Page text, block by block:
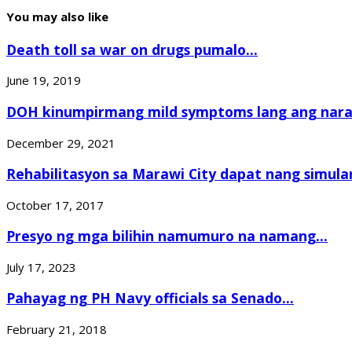
You may also like
Death toll sa war on drugs pumalo...
June 19, 2019
DOH kinumpirmang mild symptoms lang ang
December 29, 2021
Rehabilitasyon sa Marawi City dapat nang
October 17, 2017
Presyo ng mga bilihin namumuro na namang...
July 17, 2023
Pahayag ng PH Navy officials sa Senado...
February 21, 2018